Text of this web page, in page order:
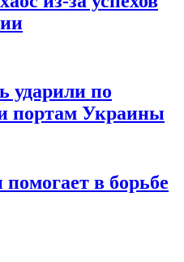
ударили по
портам Украины
в борьбе